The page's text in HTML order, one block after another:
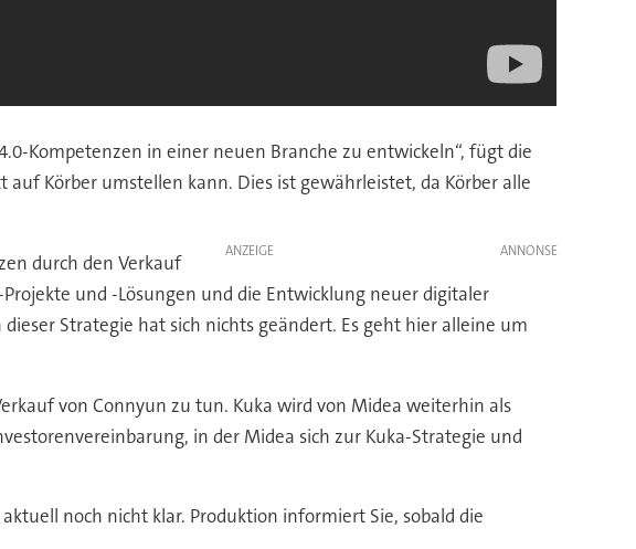
Kompetenzen in einer neuen Branche zu entwickeln“, fügt die
Körber umstellen kann. Dies ist gewährleistet, da Körber alle
ANZEIGE
durch den Verkauf
und -Lösungen und die Entwicklung neuer digitaler
Strategie hat sich nichts geändert. Es geht hier alleine um
von Connyun zu tun. Kuka wird von Midea weiterhin als
in der Midea sich zur Kuka-Strategie und
noch nicht klar. Produktion informiert Sie, sobald die